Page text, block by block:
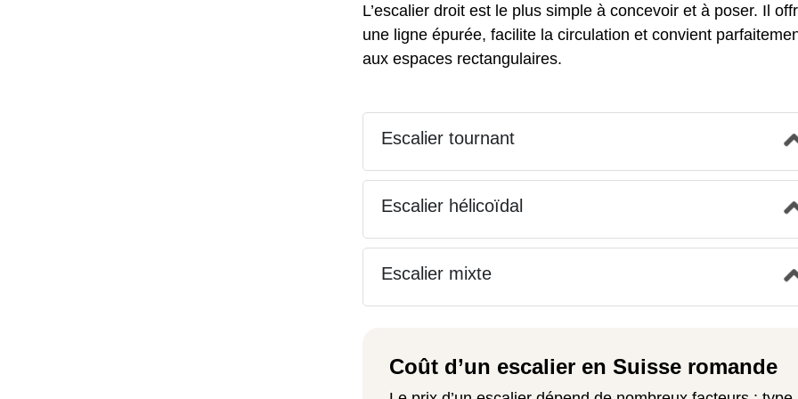
L’escalier droit est le plus simple à concevoir et à poser. Il
une ligne épurée, facilite la circulation et convient
aux espaces rectangulaires.
Escalier tournant
Escalier hélicoïdal
Escalier mixte
Coût d’un escalier en Suisse romande